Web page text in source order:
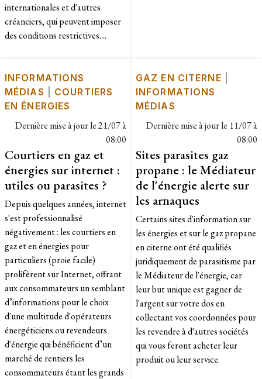
internationales et d'autres
créanciers, qui peuvent imposer
des conditions restrictives....
INFORMATIONS
MÉDIAS
COURTIERS
EN ÉNERGIES
Dernière mise à jour le21/07 à
08:00
Courtiers en gaz et
énergies sur internet :
utiles ou parasites ?
Depuis quelques années, internet
s'est professionnalisé
négativement : les courtiers en
gaz et en énergies pour
particuliers (proie facile)
prolifèrent sur Internet, offrant
aux consommateurs un semblant
d’informations pour le choix
d'une multitude d'opérateurs
énergéticiens ou revendeurs
d'énergie qui bénéficient d’un
marché de rentiers les
consommateurs étant les grands
GAZ EN CITERNE
INFORMATIONS
MÉDIAS
Dernière mise à jour le 11/07 à
08:00
Sites parasites gaz
propane : le Médiateur
de l'énergie alerte sur
les arnaques
Certains sites d'information sur
les énergies et sur le gaz propane
en citerne ont été qualifiés
juridiquement de parasitisme par
le Médiateur de l'énergie, car
leur but unique est gagner de
l'argent sur votre dos en
collectant vos coordonnées pour
les revendre à d'autres sociétés
qui vous feront acheter leur
produit ou leur service.